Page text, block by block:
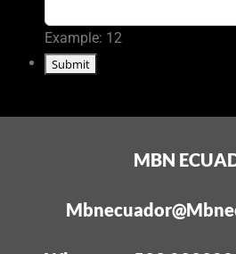
Example: 12
MBN